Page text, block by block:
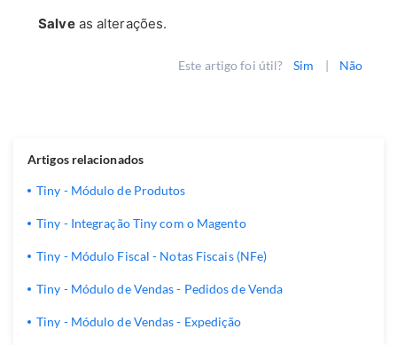
Salveas alterações.
Este artigo foi útil? Sim | Não
Artigos relacionados
Tiny - Módulo de Produtos
Tiny - Integração Tiny com o Magento
Tiny - Módulo Fiscal - Notas Fiscais (NFe)
Tiny - Módulo de Vendas - Pedidos de Venda
Tiny - Módulo de Vendas - Expedição